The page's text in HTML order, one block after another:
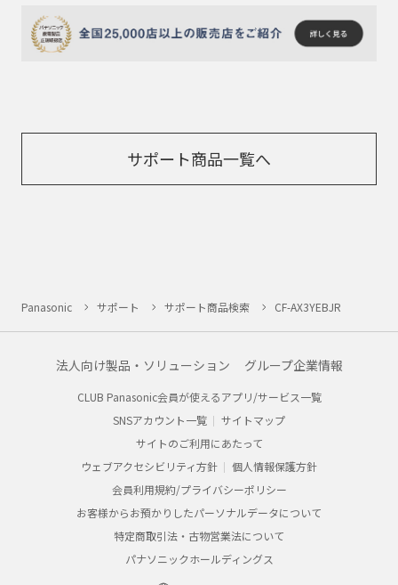
サポート商品一覧へ
Panasonic サポート サポート商品検索 CF-AX3YEBJR
法人向け製品・ソリューション グループ企業情報
CLUB Panasonic会員が使えるアプリ/サービス一覧
SNSアカウント一覧
サイトマップ
サイトのご利用にあたって
ウェブアクセシビリティ方針
個人情報保護方針
会員利用規約/プライバシーポリシー
お客様からお預かりしたパーソナルデータについて
特定商取引法・古物営業法について
パナソニックホールディングス